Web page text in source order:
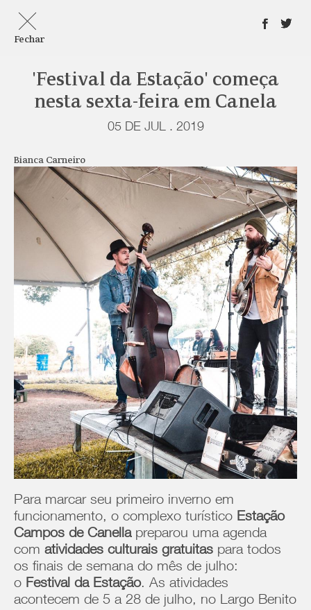
Fechar
'Festival da Estação' começa
nesta sexta-feira em Canela
05 DE JUL . 2019
Bianca Carneiro
Para marcar seu primeiro inverno em
funcionamento, o complexo turístico Estação
Campos de Canellapreparou uma agenda
com atividades culturais gratuitas para todos
os finais de semana do mês de julho:
o Festival da Estação. As atividades
acontecem de 5 a 28 de julho, no Largo Benito